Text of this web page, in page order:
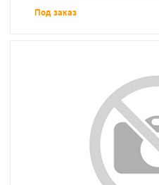
Под заказ